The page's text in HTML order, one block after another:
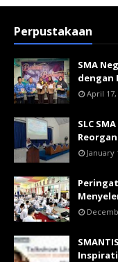
Perpustakaan
SMA
dengan
April 17,
SLC
January